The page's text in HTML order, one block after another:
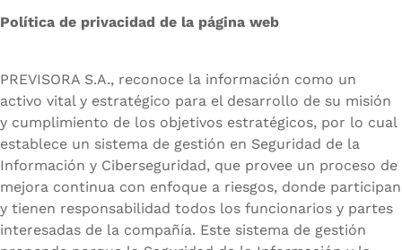
Política de privacidad de la página web
PREVISORA S.A., reconoce la información como un
activo vital y estratégico para el desarrollo de su misión
y cumplimiento de los objetivos estratégicos, por lo cual
establece un sistema de gestión en Seguridad de la
Información y Ciberseguridad, que provee un proceso de
mejora continua con enfoque a riesgos, donde participan
y tienen responsabilidad todos los funcionarios y partes
interesadas de la compañía. Este sistema de gestión